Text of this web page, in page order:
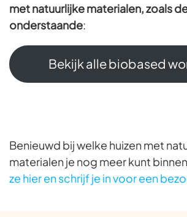
met natuurlijke materialen, zoals
onderstaande:
Bekijk alle biobased
Benieuwd bij welke huizen met
materialen je nog meer kunt
ze hier en schrijf je in voor een